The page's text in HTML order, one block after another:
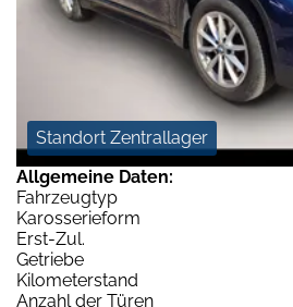
Standort Zentrallager
Allgemeine Daten:
Fahrzeugtyp
Karosserieform
Erst-Zul.
Getriebe
Kilometerstand
Anzahl der Türen